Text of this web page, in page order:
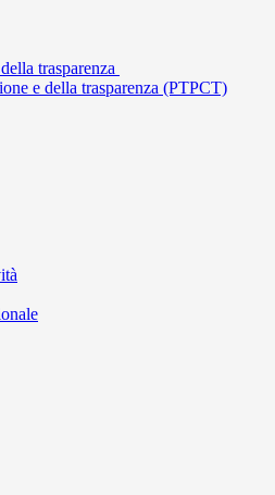
trasparenza
e della trasparenza (PTPCT)